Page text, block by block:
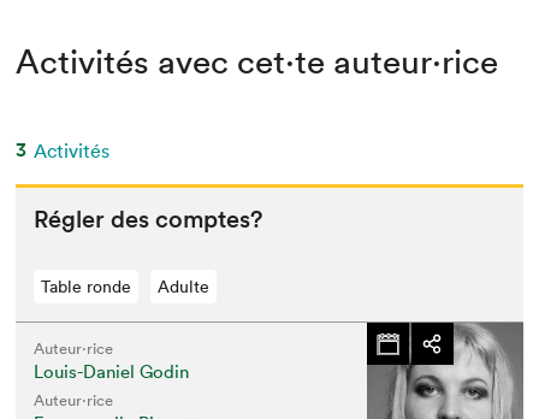
Activités avec cet·te auteur·rice
3 Activités
Régler des comptes?
Table ronde Adulte
Auteur·rice
Louis-Daniel Godin
Auteur·rice